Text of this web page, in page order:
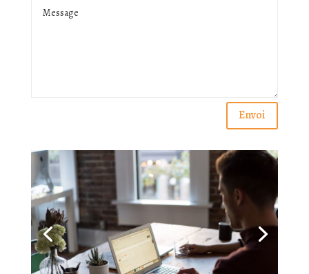
Envoi